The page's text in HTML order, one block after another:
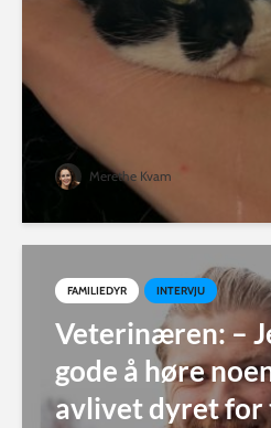
Merethe Kvam
FAMILIEDYR INTERVJU
Veterinæren: –
gode å høre
avlivet dyret for